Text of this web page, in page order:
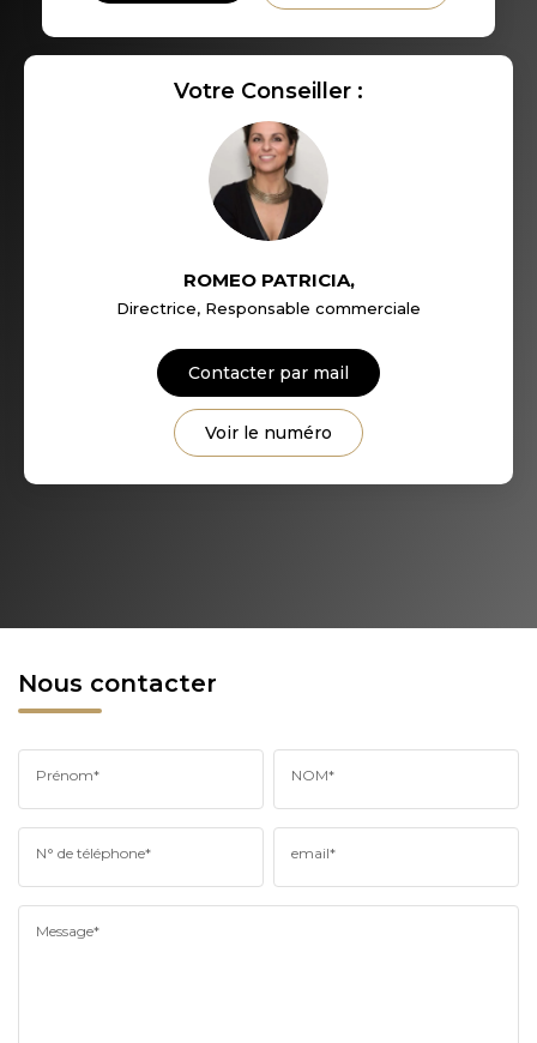
RÉSULTATS DES LYCÉES
RESTAURANTS ET CAFÉS
MÉDECINS
Votre Conseiller :
ROMEO PATRICIA,
Directrice, Responsable commerciale
Contacter par mail
Voir le numéro
Nous contacter
Prénom* NOM*
N° de téléphone* email*
Message*